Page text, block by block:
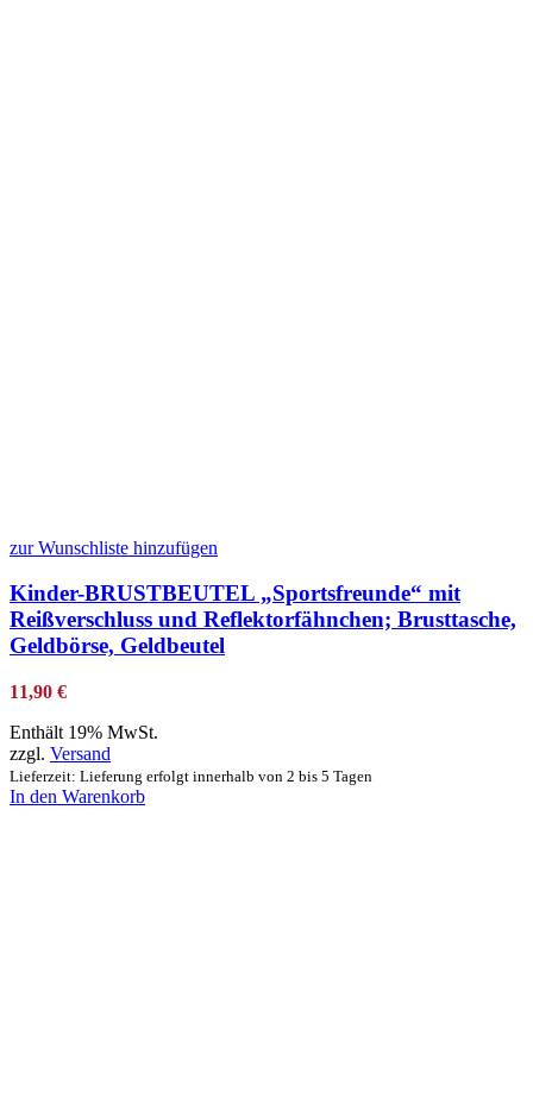
zur Wunschliste hinzufügen
Kinder-BRUSTBEUTEL „Sportsfreunde“ mit
Reißverschluss und Reflektorfähnchen; Brusttasche,
Geldbörse, Geldbeutel
11,90 €
Enthält 19% MwSt.
zzgl. Versand
Lieferzeit: Lieferung erfolgt innerhalb von 2 bis 5 Tagen
In den Warenkorb